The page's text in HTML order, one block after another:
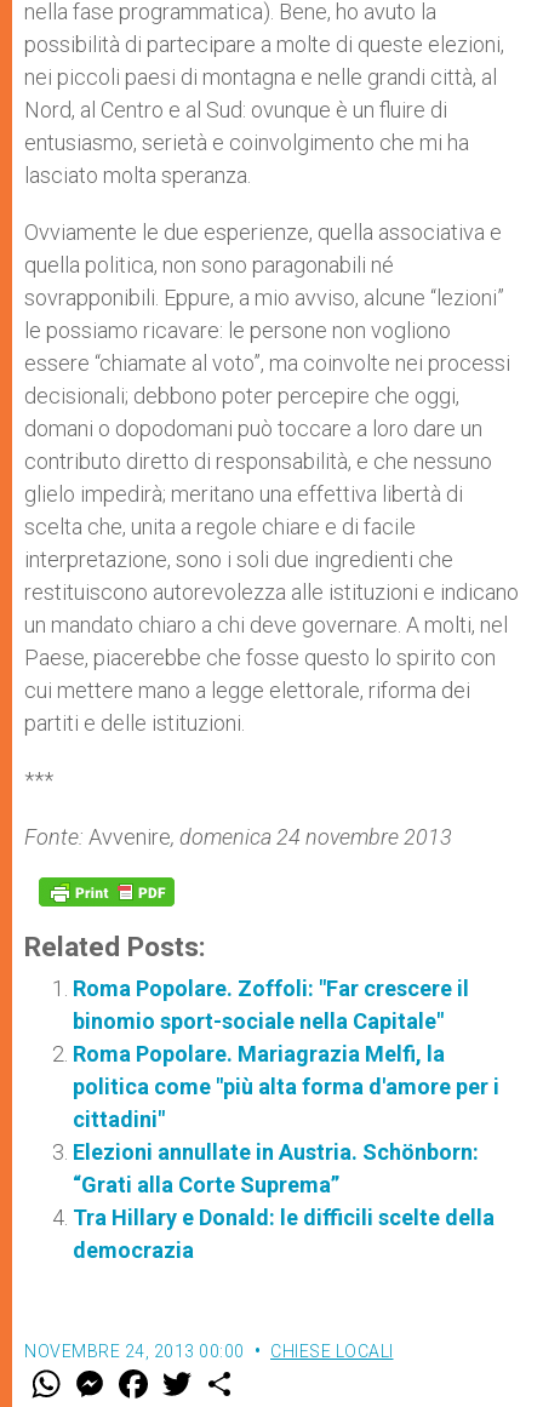
nella fase programmatica). Bene, ho avuto la
possibilità di partecipare a molte di queste elezioni,
nei piccoli paesi di montagna e nelle grandi città, al
Nord, al Centro e al Sud: ovunque è un fluire di
entusiasmo, serietà e coinvolgimento che mi ha
lasciato molta speranza.
Ovviamente le due esperienze, quella associativa e
quella politica, non sono paragonabili né
sovrapponibili. Eppure, a mio avviso, alcune “lezioni”
le possiamo ricavare: le persone non vogliono
essere “chiamate al voto”, ma coinvolte nei processi
decisionali; debbono poter percepire che oggi,
domani o dopodomani può toccare a loro dare un
contributo diretto di responsabilità, e che nessuno
glielo impedirà; meritano una effettiva libertà di
scelta che, unita a regole chiare e di facile
interpretazione, sono i soli due ingredienti che
restituiscono autorevolezza alle istituzioni e indicano
un mandato chiaro a chi deve governare. A molti, nel
Paese, piacerebbe che fosse questo lo spirito con
cui mettere mano a legge elettorale, riforma dei
partiti e delle istituzioni.
***
Fonte: Avvenire, domenica 24 novembre 2013
Related Posts:
Roma Popolare. Zoffoli: "Far crescere il
binomio sport-sociale nella Capitale"
Roma Popolare. Mariagrazia Melfi, la
politica come "più alta forma d'amore per i
cittadini"
Elezioni annullate in Austria. Schönborn:
“Grati alla Corte Suprema”
Tra Hillary e Donald: le difficili scelte della
democrazia
NOVEMBRE 24, 2013 00:00 CHIESE LOCALI
W M
e
F
a w